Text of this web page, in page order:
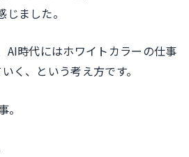
ました。
AI時代にはホワイトカラーの仕事
く、という考え方です。